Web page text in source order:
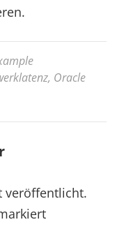
, Oracle
veröffentlicht.